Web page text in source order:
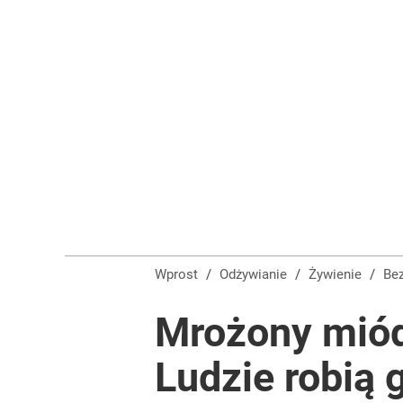
Wprost / Odżywianie / Żywienie /
Mrożony
Ludzie robią